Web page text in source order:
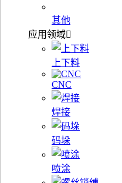
其他
应用领域
上下料
CNC
焊接
码垛
喷涂